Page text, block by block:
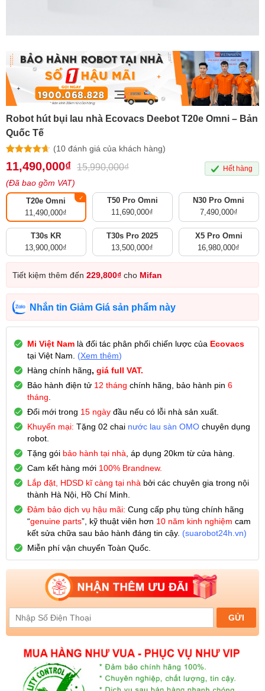
Robot hút bụi lau nhà Ecovacs Deebot T20e Omni – Bản
Quốc Tế
4.60
trên 5
dựa trên
10
(10đánh giá của khách hàng)
11,490,000₫ 15,990,000₫
(Đã bao gồm VAT)
T20e Omni
11,490,000₫
T50 Pro Omni
11,690,000₫
N30 Pro Omni
7,490,000₫
T30s KR
13,900,000₫
T30s Pro 2025
13,500,000₫
X5 Pro Omni
16,980,000₫
Hết hàng
Tiết kiệm thêm đến 229,800₫ cho Mifan
Nhắn tin Giảm Giá sản phẩm này
Mi Việt Nam là đối tác phân phối chiến lược của Ecovacs
tại Việt Nam.
(Xem thêm)
Hàng chính hãng, giá full VAT.
Bảo hành điện tử 12 tháng chính hãng, bảo hành pin 6
tháng
Đổi mới trong 15 ngày đầu nếu có lỗi nhà sản xuất.
Khuyến mại: Tặng 02 chai nước lau sàn OMO chuyên dụng
robot.
Tặng gói bảo hành tại nhà , áp dụng 20km từ cửa hàng.
Cam kết hàng mới 100% Brandnew.
Lắp đặt, HDSD kĩ càng tại nhà bởi các chuyên gia trong nội
thành Hà Nội, Hồ Chí Minh.
Đảm bảo dịch vụ hậu mãi: Cung cấp phụ tùng chính hãng
“genuine parts”, kỹ thuật viên hơn 10 năm kinh nghiệm cam
kết sửa chữa sau bảo hành đáng tin cậy. (suarobot24h.vn)
Miễn phí vận chuyển Toàn Quốc.